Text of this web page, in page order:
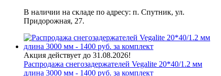
В наличии на складе по адресу: п. Спутник, ул.
Придорожная, 27.
Акция действует до 31.08.2026!
Распродажа снегозадержателей Vegalite 20*40/1.2 мм
длина 3000 мм - 1400 руб. за комплект